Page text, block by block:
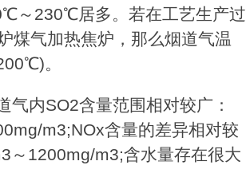
～230℃居多。若在工艺生产过
煤气加热焦炉，那么烟道气温
。
气内SO2含量范围相对较广：
m3;NOx含量的差异相对较
～1200mg/m3;含水量存在很大